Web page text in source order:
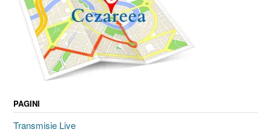
PAGINI
Transmisie Live